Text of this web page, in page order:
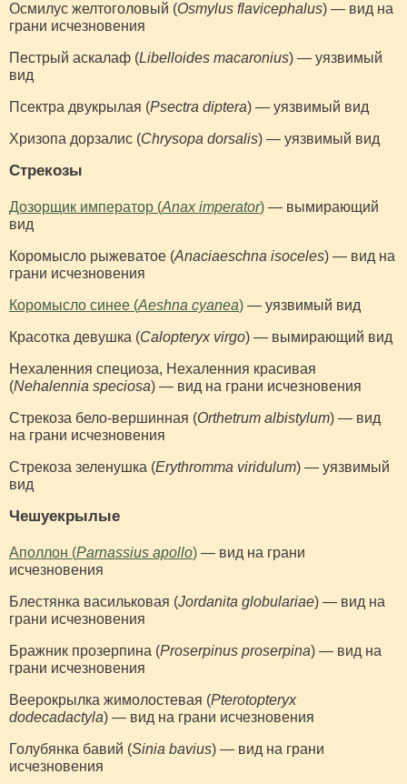
Осмилус желтоголовый (Osmylus flavicephalus) — вид на
грани исчезновения
Пестрый аскалаф (Libelloides macaronius) — уязвимый
вид
Псектра двукрылая (Psectra diptera) — уязвимый вид
Хризопа дорзалис (Chrysopa dorsalis) — уязвимый вид
Стрекозы
Дозорщик император (Anax imperator) — вымирающий
вид
Коромысло рыжеватое (Anaciaeschna isoceles) — вид на
грани исчезновения
Коромысло синее (Aeshna cyanea) — уязвимый вид
Красотка девушка (Calopteryx virgo) — вымирающий вид
Нехаленния специоза, Нехаленния красивая
(Nehalennia speciosa) — вид на грани исчезновения
Стрекоза бело-вершинная (Orthetrum albistylum) — вид
на грани исчезновения
Стрекоза зеленушка (Erythromma viridulum) — уязвимый
вид
Чешуекрылые
Аполлон (Parnassius apollo) — вид на грани
исчезновения
Блестянка васильковая (Jordanita globulariae) — вид на
грани исчезновения
Бражник прозерпина (Proserpinus proserpina) — вид на
грани исчезновения
Веерокрылка жимолостевая (Pterotopteryx
dodecadactyla) — вид на грани исчезновения
Голубянка бавий (Sinia bavius) — вид на грани
исчезновения